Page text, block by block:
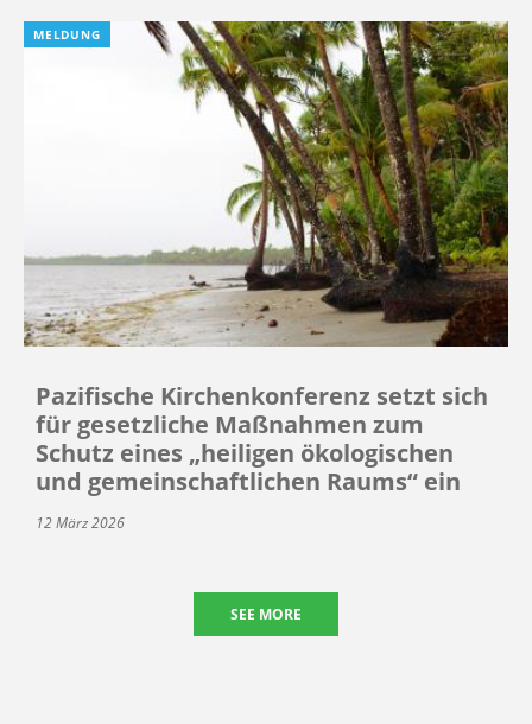
MELDUNG
Pazifische Kirchenkonferenz setzt sich
für gesetzliche Maßnahmen zum
Schutz eines „heiligen ökologischen
und gemeinschaftlichen Raums“ ein
12 März 2026
SEE MORE